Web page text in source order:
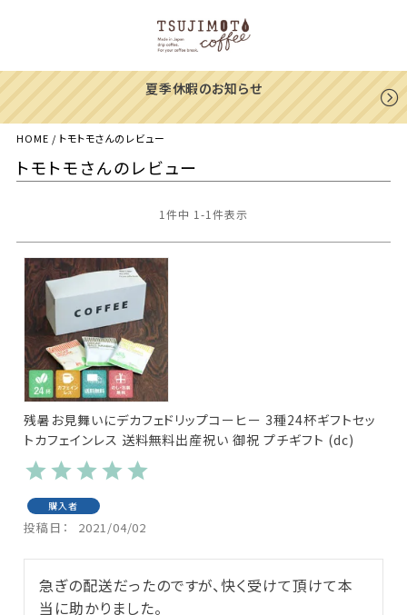
一部地域への配送遅延のご案内
HOME トモトモさんのレビュー
トモトモさんのレビュー
1件中 1 -1 件表示
残暑お見舞いにデカフェドリップコーヒー 3種24杯ギフトセッ
トカフェインレス 送料無料出産祝い 御祝 プチギフト (dc)
購入者
投稿日 2021/04/02
急ぎの配送だったのですが、快く受けて頂けて本
当に助かりました。